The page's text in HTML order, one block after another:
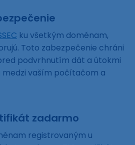
ku všetkým doménam,
Toto zabezpečenie chráni
podvrhnutím dát a útokmi
medzi vaším počítačom a
zadarmo
registrovaným u